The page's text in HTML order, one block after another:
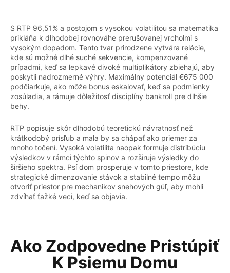
S RTP 96,51% a postojom s vysokou volatilitou sa matematika
prikláňa k dlhodobej rovnováhe prerušovanej vrcholmi s
vysokým dopadom. Tento tvar prirodzene vytvára relácie,
kde sú možné dlhé suché sekvencie, kompenzované
prípadmi, keď sa lepkavé divoké multiplikátory zbiehajú, aby
poskytli nadrozmerné výhry. Maximálny potenciál €675 000
podčiarkuje, ako môže bonus eskalovať, keď sa podmienky
zosúladia, a rámuje dôležitosť disciplíny bankroll pre dlhšie
behy.
RTP popisuje skôr dlhodobú teoretickú návratnosť než
krátkodobý prísľub a mala by sa chápať ako priemer za
mnoho točení. Vysoká volatilita naopak formuje distribúciu
výsledkov v rámci týchto spinov a rozširuje výsledky do
širšieho spektra. Psí dom prosperuje v tomto priestore, kde
strategické dimenzovanie stávok a stabilné tempo môžu
otvoriť priestor pre mechanikov snehových gúľ, aby mohli
zdvíhať ťažké veci, keď sa objavia.
Ako Zodpovedne Pristúpiť
K Psiemu Domu